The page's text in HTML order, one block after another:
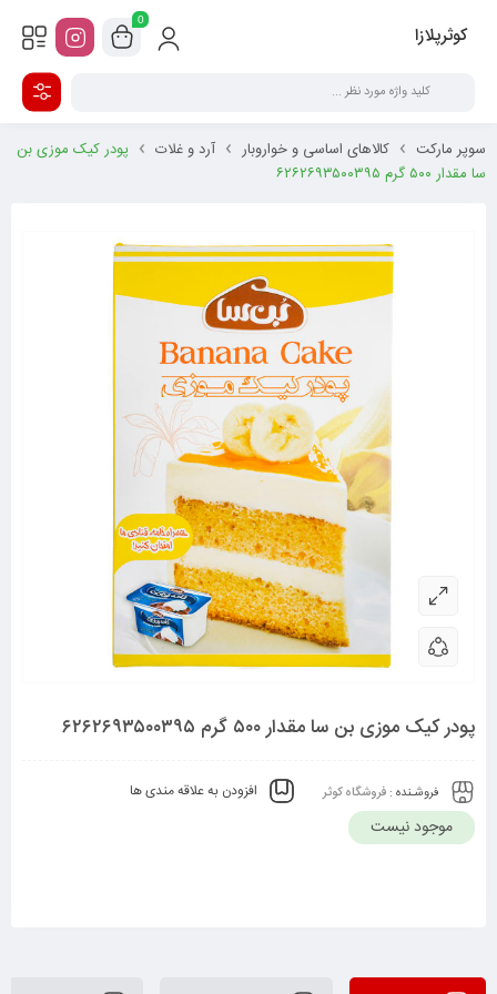
کوثرپلازا
0
سوپر مارکت کالاهای اساسی و خواروبار آرد و غلات
پودر کیک موزی بن
سا مقدار ۵۰۰ گرم ۶۲۶۲۶۹۳۵۰۰۳۹۵
پودر کیک موزی بن سا مقدار ۵۰۰ گرم ۶۲۶۲۶۹۳۵۰۰۳۹۵
فروشـنده : فروشگاه کوثر افزودن به علاقه مندی ها
موجود نیست